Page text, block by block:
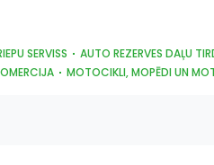
SERVISS
AUTO REZERVES DAĻU
MOTOCIKLI, MOPĒDI UN